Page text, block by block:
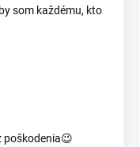
som každému, kto
poškodenia😉